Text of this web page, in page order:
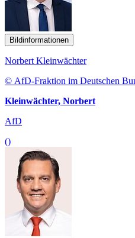
Bildinformationen
Norbert Kleinwächter
© AfD-Fraktion im Deutschen
Kleinwächter, Norbert
AfD
()